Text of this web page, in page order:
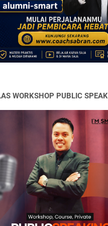
WORKSHOP PUBLIC